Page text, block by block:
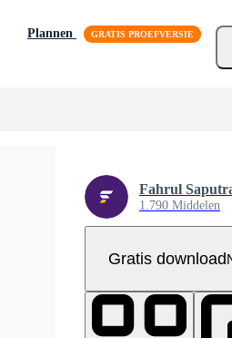
Plannen
Fahrul
1.790 Middelen
Gratis download